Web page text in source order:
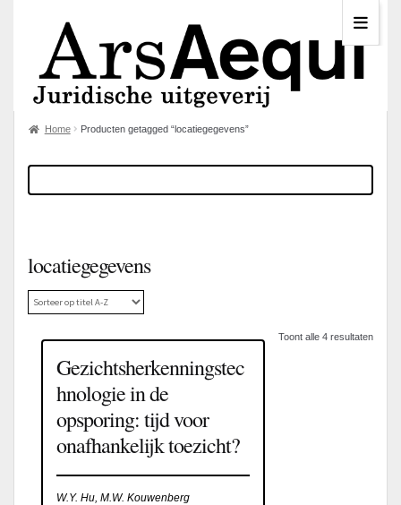
Home Producten getagged “locatiegegevens”
locatiegegevens
Toont alle 4 resultaten
Gezichtsherkenningstec
hnologie in de
opsporing: tijd voor
onafhankelijk toezicht?
W.Y. Hu, M.W. Kouwenberg